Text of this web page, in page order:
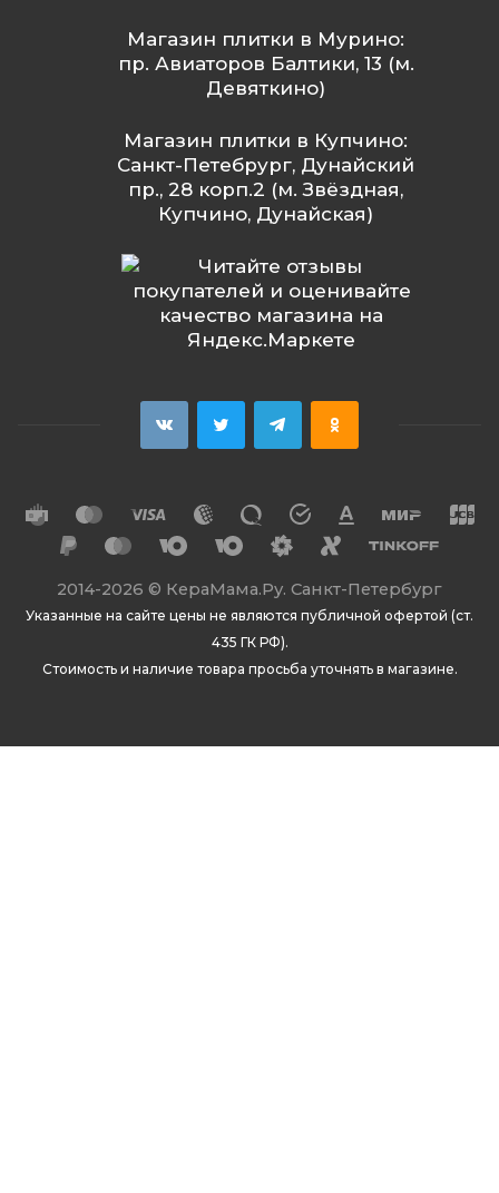
Магазин плитки в Мурино:
пр. Авиаторов Балтики, 13 (м.
Девяткино)
Магазин плитки в Купчино:
Санкт-Петебрург, Дунайский
пр., 28 корп.2 (м. Звёздная,
Купчино, Дунайская)
2014-2026 © КераМама.Ру. Санкт-Петербург
Указанные на сайте цены не являются публичной офертой (ст.
435 ГК РФ).
Стоимость и наличие товара просьба уточнять в магазине.